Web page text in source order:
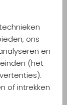
ons
en
(het
of intrekken